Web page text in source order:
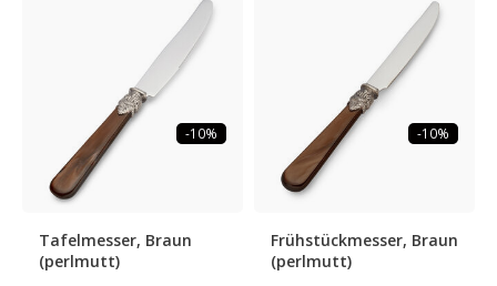
-10%
Tafelmesser, Braun
(perlmutt)
-10%
Frühstückmesser, Braun
(perlmutt)